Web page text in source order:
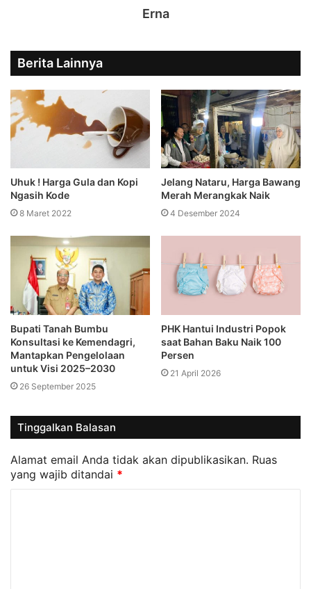
Erna
Berita Lainnya
Uhuk ! Harga Gula dan Kopi
Ngasih Kode
8 Maret 2022
Jelang Nataru, Harga Bawang
Merah Merangkak Naik
4 Desember 2024
Bupati Tanah Bumbu
Konsultasi ke Kemendagri,
Mantapkan Pengelolaan
untuk Visi 2025–2030
26 September 2025
PHK Hantui Industri Popok
saat Bahan Baku Naik 100
Persen
21 April 2026
Tinggalkan Balasan
Alamat email Anda tidak akan dipublikasikan. Ruas
yang wajib ditandai *